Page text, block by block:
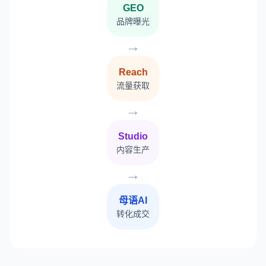
GEO
品牌曝光
→
Reach
流量获取
→
Studio
内容生产
→
母语AI
转化成交